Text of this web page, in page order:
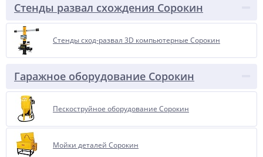
Стенды развал схождения Сорокин
Стенды сход-развал 3D компьютерные Сорокин
Гаражное оборудование Сорокин
Пескоструйное оборудование Сорокин
Мойки деталей Сорокин